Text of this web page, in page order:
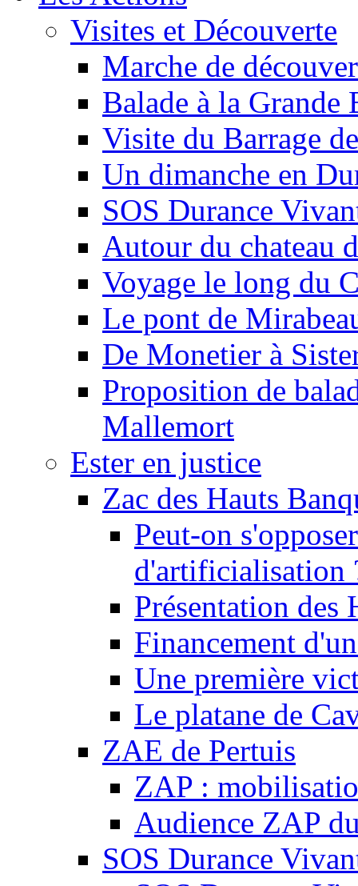
Visites et Découverte
Marche de
Balade à la Grande
Visite du Barrage
Un dimanche en
SOS Durance
Autour du chateau
Voyage le long du
Le pont de
De Monetier à
Proposition de
Mallemort
Ester en justice
Zac des Hauts
Peut-on
d'artificialisation
Présentation des
Financement
Une première
Le platane de
ZAE de Pertuis
ZAP :
Audience ZAP
SOS Durance